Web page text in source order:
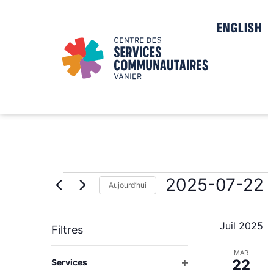
ENGLISH
Aujourd’hui 2025-07-22
Filtres
modification
Services Ouvrir les filtres
Juil 2025
MAR
22